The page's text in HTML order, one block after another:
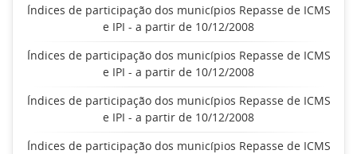
Índices de participação dos municípios Repasse de ICMS
e IPI - a partir de 10/12/2008
Índices de participação dos municípios Repasse de ICMS
e IPI - a partir de 10/12/2008
Índices de participação dos municípios Repasse de ICMS
e IPI - a partir de 10/12/2008
Índices de participação dos municípios Repasse de ICMS